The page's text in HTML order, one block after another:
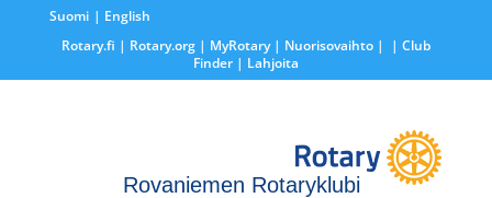
Suomi
English
Rotary.fi | Rotary.org| MyRotary | Nuorisovaihto|
| Club
Finder| Lahjoita
Rovaniemen Rotaryklubi